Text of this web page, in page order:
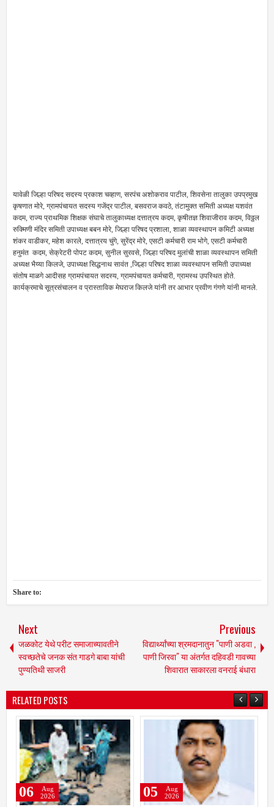
यावेळी जिल्हा परिषद सदस्य प्रकाश चव्हाण, सरपंच अशोकराव पाटील, शिवसेना तालुका उपप्रमुख
कृषणात मोरे, ग्रामपंचायत सदस्य गजेंद्र पाटील, बसवराज कवठे, तंटामुक्त समिती अध्यक्ष यशवंत
कदम, राज्य प्राथमिक शिक्षक संघाचे तालुकाध्यक्ष दत्तात्रय कदम, कृषीतज्ञ शिवाजीराव कदम, विठ्ठल
रुक्मिणी मंदिर समिती उपाध्यक्ष बबन मोरे, जिल्हा परिषद प्रशाला, शाळा व्यवस्थापन कमिटी अध्यक्ष
शंकर वाडीकर, महेश कारले, दत्तात्रय चुंगे, सुरेंद्र मोरे, एसटी कर्मचारी राम भोगे, एसटी कर्मचारी
हनुमंत कदम, सेक्रेटरी पोपट कदम, सुनील सुरवसे, जिल्हा परिषद मुलांची शाळा व्यवस्थापन समिती
अध्यक्ष भैय्या किलजे, उपाध्यक्ष सिद्धनाथ सावंत ,जिल्हा परिषद शाळा व्यवस्थापन समिती उपाध्यक्ष
संतोष माळगे आदीसह ग्रामपंचायत सदस्य, ग्रामपंचायत कर्मचारी, ग्रामस्थ उपस्थित होते.
कार्यक्रमाचे सूत्रसंचालन व प्रास्ताविक मेघराज किलजे यांनी तर आभार प्रवीण गंगणे यांनी मानले.
Share to:
Next
जळकोट येथे परीट समाजाच्यावतीने
स्वच्छतेचे जनक संत गाडगे बाबा यांची
पुण्यतिथी साजरी
Previous
विद्यार्थ्यांच्या श्रमदानातुन "पाणी अडवा ,
पाणी जिरवा" या अंतर्गत दहिवडी गावच्या
शिवारात साकारला वनराई बंधारा
RELATED POSTS
05
2026
03
2026